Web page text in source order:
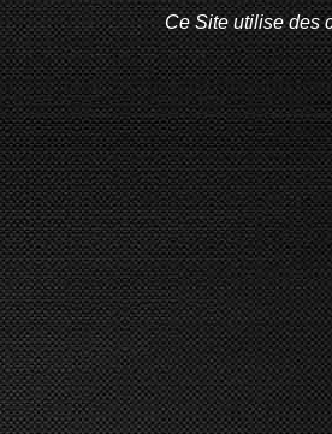
Ce Site utilise des